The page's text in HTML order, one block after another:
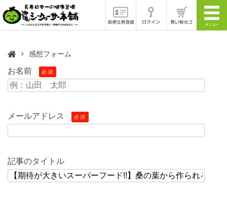
感想フォーム
お名前 必須
メールアドレス 必須
記事のタイトル